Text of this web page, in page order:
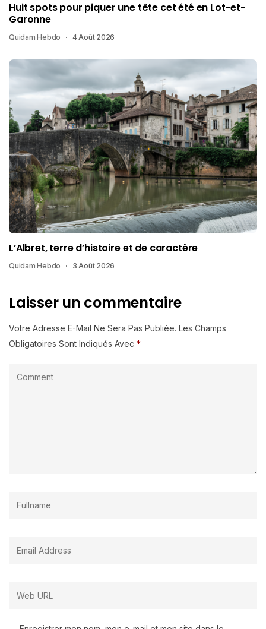
Huit spots pour piquer une tête cet été en Lot-et-
Garonne
Quidam Hebdo 4 Août 2026
L’Albret, terre d’histoire et de caractère
Quidam Hebdo 3 Août 2026
Laisser un commentaire
Votre Adresse E-Mail Ne Sera Pas Publiée. Les Champs
Obligatoires Sont Indiqués Avec *